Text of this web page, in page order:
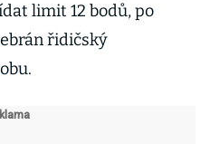
limit 12 bodů, po
řidičský